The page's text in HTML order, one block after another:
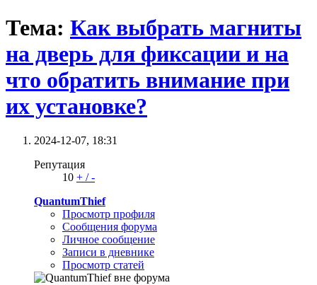
Тема: Как выбрать магниты
на дверь для фиксации и на
что обратить внимание при
их установке?
2024-12-07, 18:31
Репутация
10 + /-
QuantumThief
Просмотр профиля
Сообщения форума
Личное сообщение
Записи в дневнике
Просмотр статей